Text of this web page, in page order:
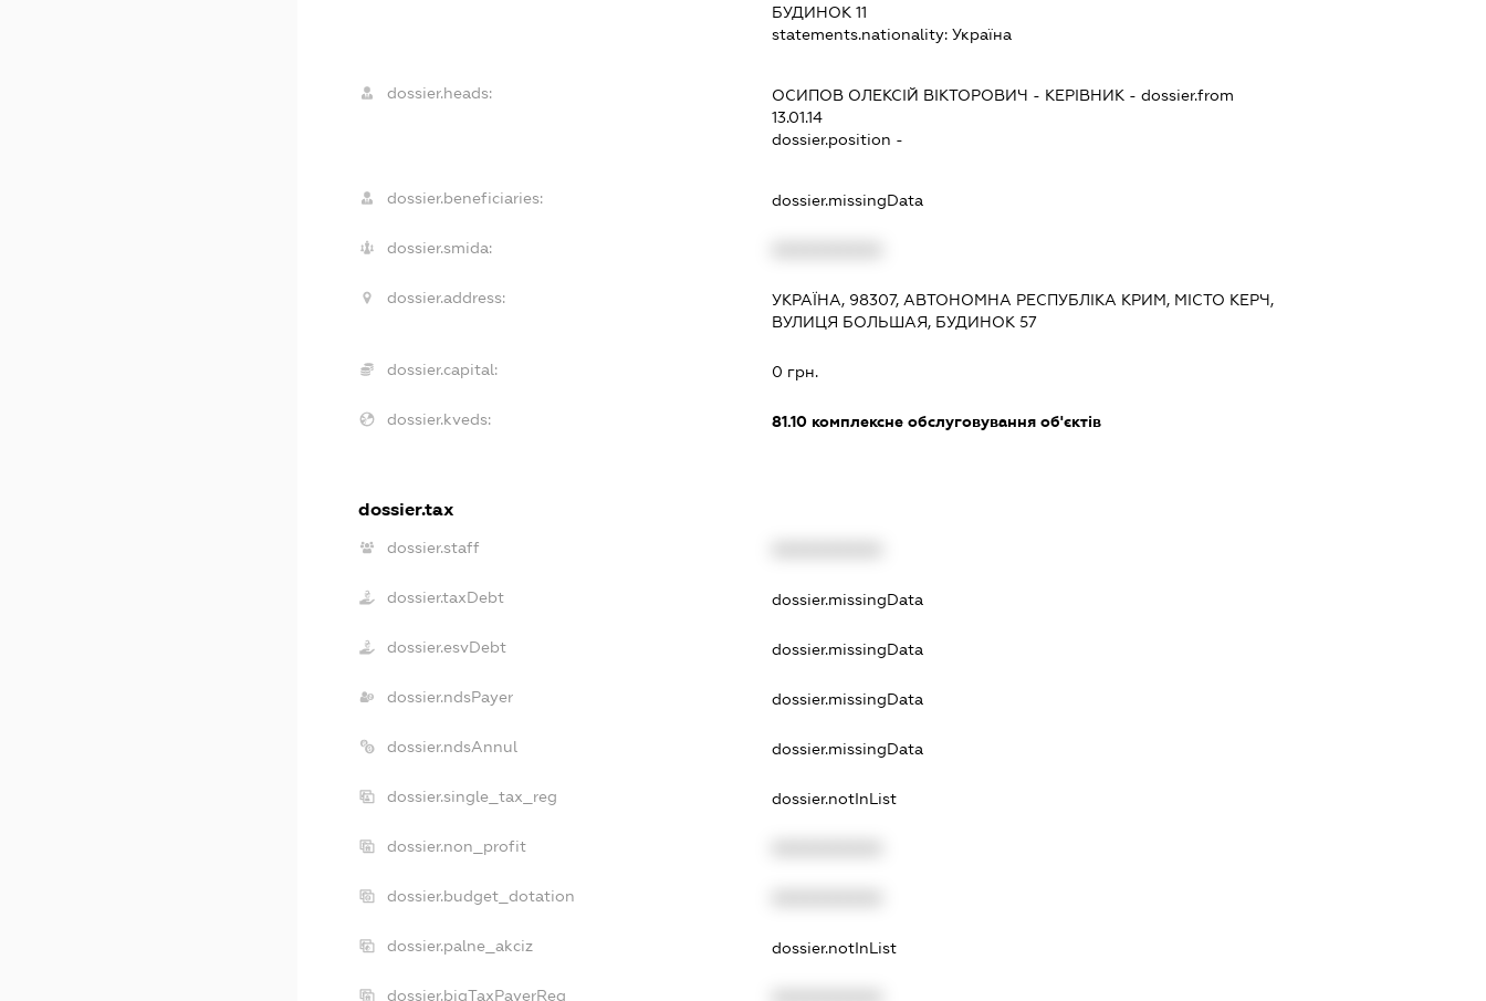
БУДИНОК 11
statements.nationality: Україна
dossier.heads: ОСИПОВ ОЛЕКСІЙ ВІКТОРОВИЧ - КЕРІВНИК - dossier.from
13.01.14
dossier.position -
dossier.beneficiaries: dossier.missingData
dossier.smida:
dossier.address:
УКРАЇНА, 98307, АВТОНОМНА РЕСПУБЛІКА КРИМ, МІСТО КЕРЧ,
ВУЛИЦЯ БОЛЬШАЯ, БУДИНОК 57
dossier.capital: 0 грн.
dossier.kveds: 81.10комплексне обслуговування об'єктів
dossier.tax
dossier.staff
dossier.taxDebt dossier.missingData
dossier.esvDebt dossier.missingData
dossier.ndsPayer dossier.missingData
dossier.ndsAnnul dossier.missingData
dossier.single_tax_reg dossier.notInList
dossier.non_profit
dossier.budget_dotation
dossier.palne_akciz dossier.notInList
dossier.bigTaxPayerReg